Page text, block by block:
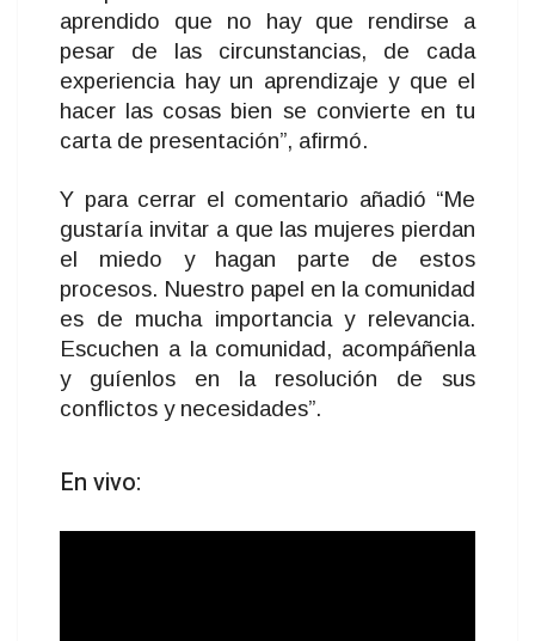
aprendido que no hay que rendirse a
pesar de las circunstancias, de cada
experiencia hay un aprendizaje y que el
hacer las cosas bien se convierte en tu
carta de presentación”, afirmó.
Y para cerrar el comentario añadió “Me
gustaría invitar a que las mujeres pierdan
el miedo y hagan parte de estos
procesos. Nuestro papel en la comunidad
es de mucha importancia y relevancia.
Escuchen a la comunidad, acompáñenla
y guíenlos en la resolución de sus
conflictos y necesidades”.
En vivo: